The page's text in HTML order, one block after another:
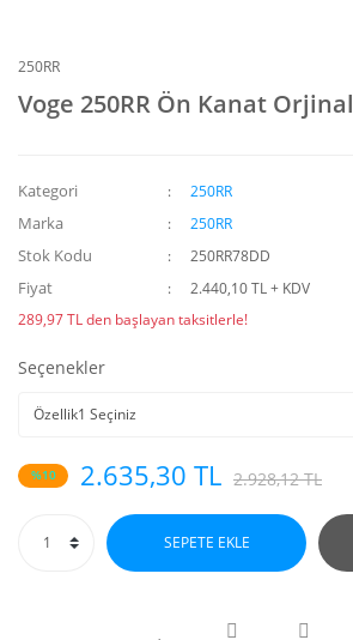
250RR
Voge 250RR Ön Kanat Orjinal
Kategori 250RR
Marka 250RR
Stok Kodu 250RR78DD
Fiyat
2.440,10 TL + KDV
289,97 TL den başlayan taksitlerle!
Seçenekler
%10 2.635,30 TL 2.928,12 TL
SEPETE EKLE